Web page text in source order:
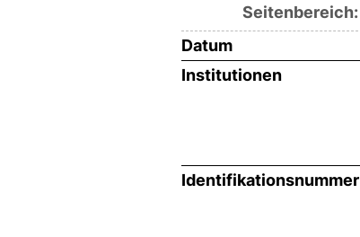
Seitenbereich:
Datum
Institutionen
Identifikationsnummer